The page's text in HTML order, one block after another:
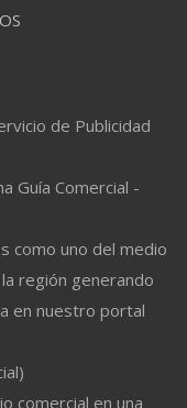
de Publicidad
Guía Comercial -
como uno del medio
región generando
en nuestro portal
comercial en una